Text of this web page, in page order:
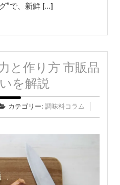
”で、新鮮 […]
と作り方 市販品
を解説
カテゴリー: 調味料コラム